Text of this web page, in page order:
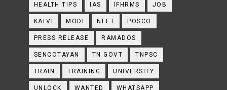
HEALTH TIPS IAS IFHRMS JOB
KALVI MODI NEET POSCO
PRESS RELEASE RAMADOS
SENCOTAYAN TN GOVT TNPSC
TRAIN TRAINING UNIVERSITY
UNLOCK WANTED WHATSAPP